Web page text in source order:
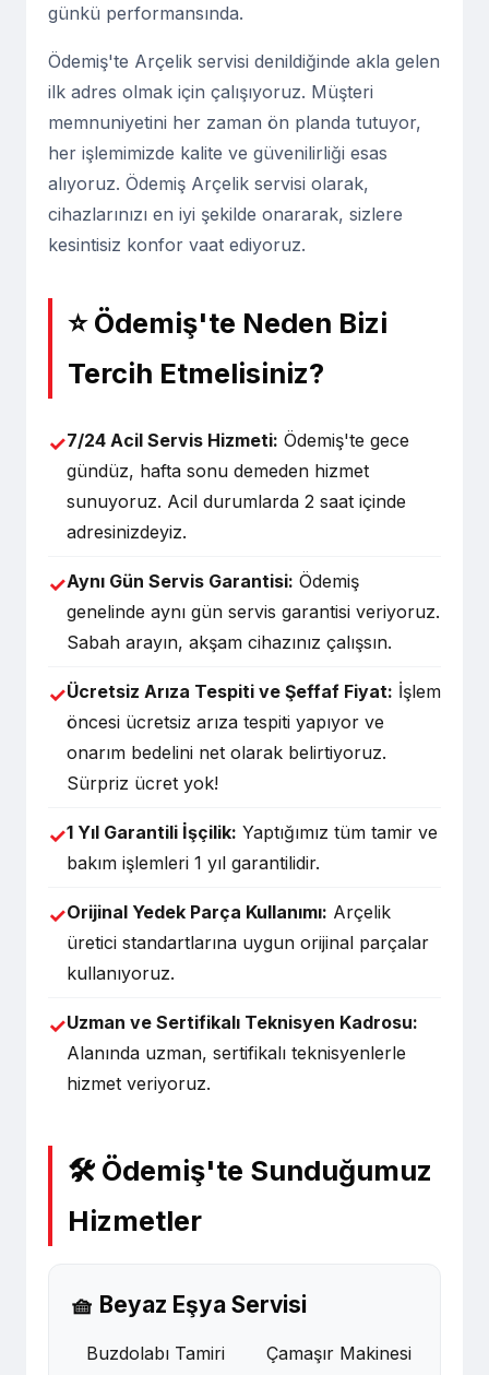
günkü performansında.
Ödemiş'te Arçelik servisi denildiğinde akla gelen
ilk adres olmak için çalışıyoruz. Müşteri
memnuniyetini her zaman ön planda tutuyor,
her işlemimizde kalite ve güvenilirliği esas
alıyoruz. Ödemiş Arçelik servisi olarak,
cihazlarınızı en iyi şekilde onararak, sizlere
kesintisiz konfor vaat ediyoruz.
⭐ Ödemiş'te Neden Bizi
Tercih Etmelisiniz?
✓7/24 Acil Servis Hizmeti: Ödemiş'te gece
gündüz, hafta sonu demeden hizmet
sunuyoruz. Acil durumlarda 2 saat içinde
adresinizdeyiz.
✓Aynı Gün Servis Garantisi: Ödemiş
genelinde aynı gün servis garantisi veriyoruz.
Sabah arayın, akşam cihazınız çalışsın.
✓Ücretsiz Arıza Tespiti ve Şeffaf Fiyat: İşlem
öncesi ücretsiz arıza tespiti yapıyor ve
onarım bedelini net olarak belirtiyoruz.
Sürpriz ücret yok!
✓1 Yıl Garantili İşçilik: Yaptığımız tüm tamir ve
bakım işlemleri 1 yıl garantilidir.
✓Orijinal Yedek Parça Kullanımı: Arçelik
üretici standartlarına uygun orijinal parçalar
kullanıyoruz.
✓Uzman ve Sertifikalı Teknisyen Kadrosu:
Alanında uzman, sertifikalı teknisyenlerle
hizmet veriyoruz.
🛠️ Ödemiş'te Sunduğumuz
Hizmetler
🧺 Beyaz Eşya Servisi
Buzdolabı Tamiri
Çamaşır Makinesi